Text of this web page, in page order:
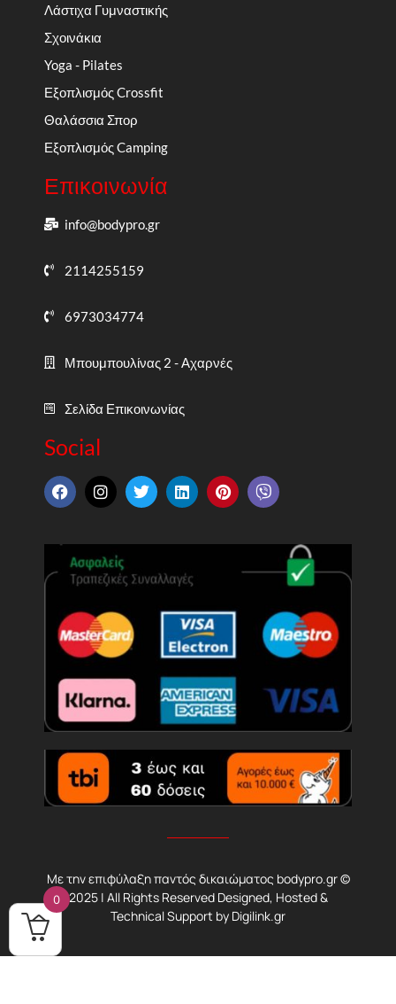
Λάστιχα Γυμναστικής
Σχοινάκια
Yoga - Pilates
Εξοπλισμός Crossfit
Θαλάσσια Σπορ
Εξοπλισμός Camping
Επικοινωνία
info@bodypro.gr
2114255159
6973034774
Μπουμπουλίνας 2 - Αχαρνές
Σελίδα Επικοινωνίας
Social
Με την επιφύλαξη παντός δικαιώματος bodypro.gr ©
2025 | All Rights Reserved Designed, Hosted &
Technical Support by Digilink.gr
0